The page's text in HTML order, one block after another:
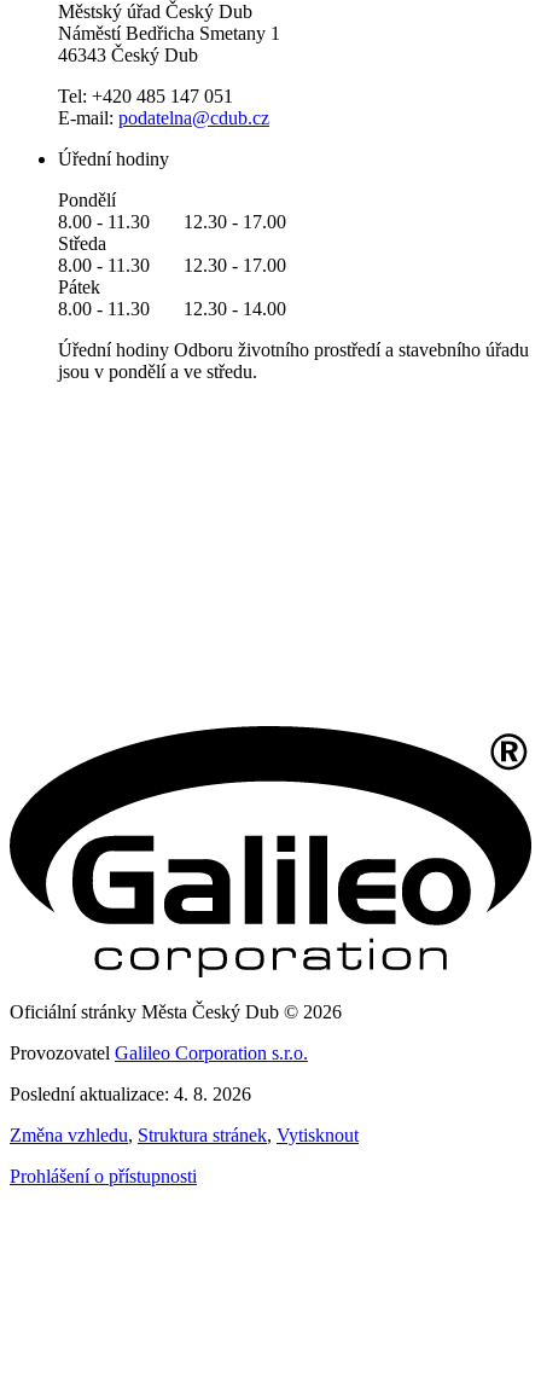
Městský úřad Český Dub
Náměstí Bedřicha Smetany 1
46343 Český Dub
Tel: +420 485 147 051
E-mail: podatelna@cdub.cz
Úřední hodiny
Pondělí
8.00 - 11.30 12.30 - 17.00
Středa
8.00 - 11.30 12.30 - 17.00
Pátek
8.00 - 11.30 12.30 - 14.00
Úřední hodiny Odboru životního prostředí a stavebního úřadu
jsou v pondělí a ve středu.
Oficiální stránky Města Český Dub © 2026
Provozovatel Galileo Corporation s.r.o.
Poslední aktualizace: 4. 8. 2026
Změna vzhledu, Struktura stránek, Vytisknout
Prohlášení o přístupnosti